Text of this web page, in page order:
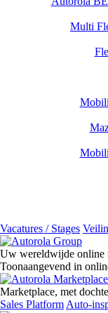
Multi
Vacatures / Stages
Uw wereldwijde online
Toonaangevend in
Marketplace, met
Sales Platform Auto-